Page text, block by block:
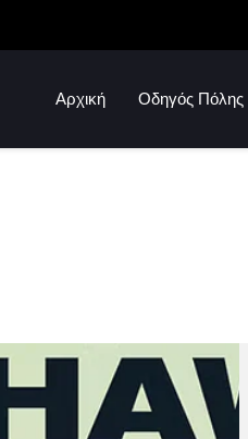
Αρχική Οδηγός Πόλης